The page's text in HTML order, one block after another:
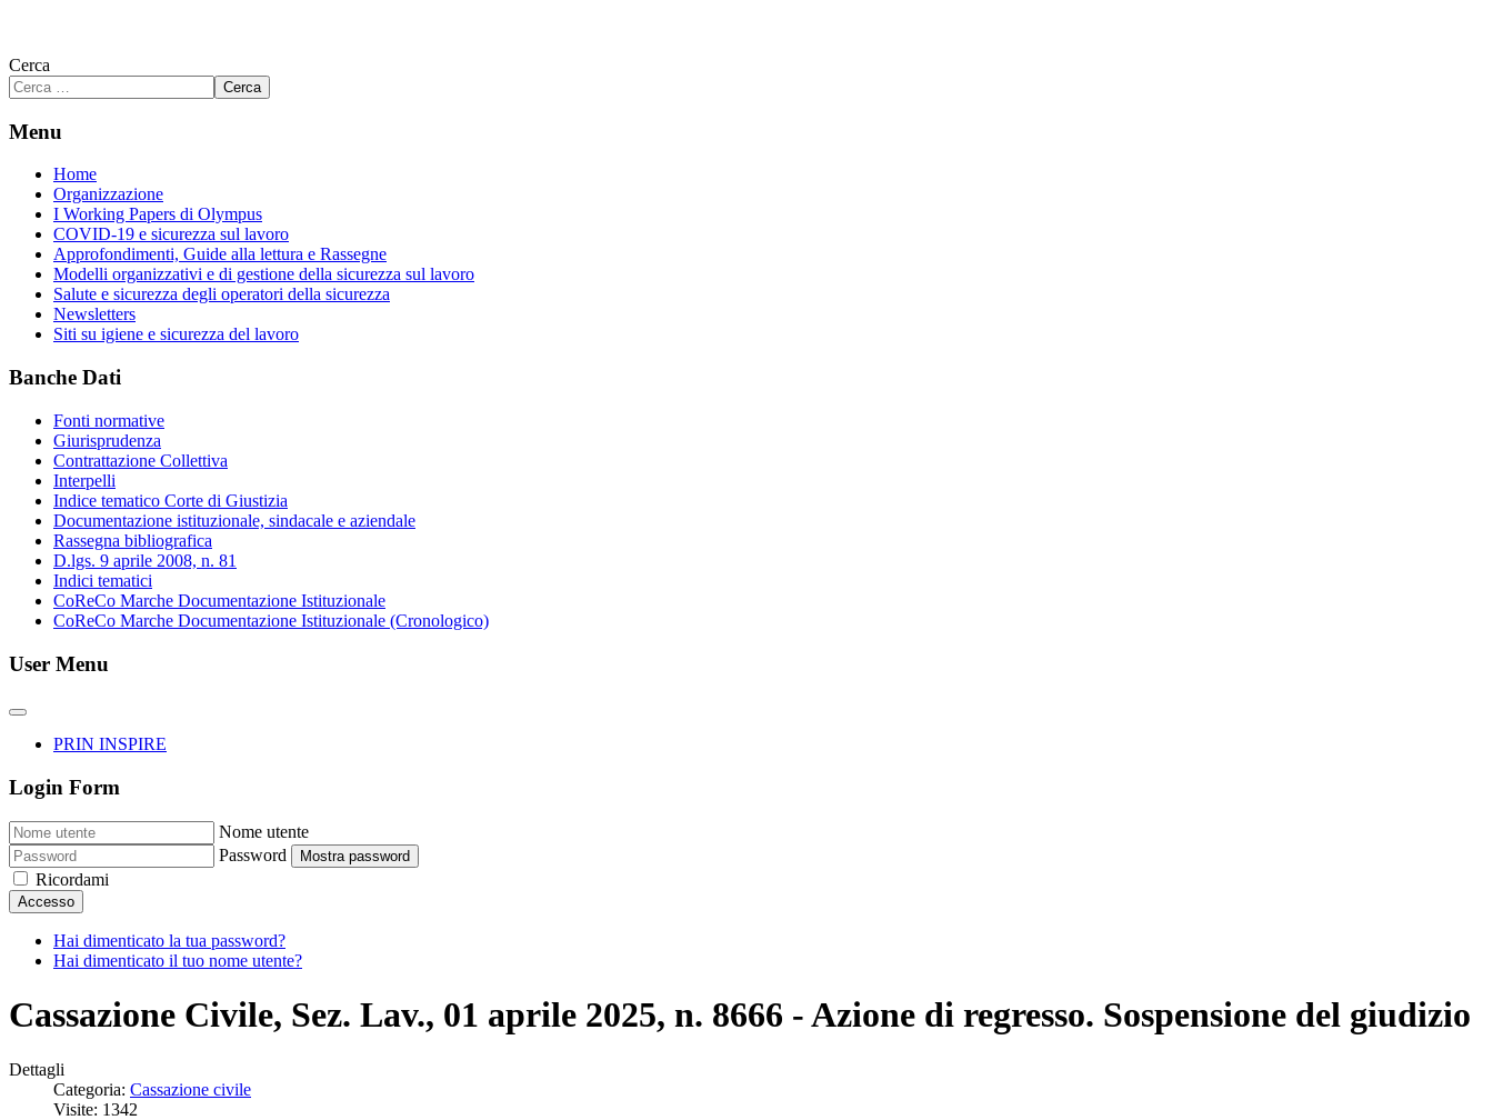
Cerca
Cerca
Menu
Home
Organizzazione
I Working Papers di Olympus
COVID-19 e sicurezza sul lavoro
Approfondimenti, Guide alla lettura e Rassegne
Modelli organizzativi e di gestione della sicurezza sul lavoro
Salute e sicurezza degli operatori della sicurezza
Newsletters
Siti su igiene e sicurezza del lavoro
Banche Dati
Fonti normative
Giurisprudenza
Contrattazione Collettiva
Interpelli
Indice tematico Corte di Giustizia
Documentazione istituzionale, sindacale e aziendale
Rassegna bibliografica
D.lgs. 9 aprile 2008, n. 81
Indici tematici
CoReCo Marche Documentazione Istituzionale
CoReCo Marche Documentazione Istituzionale (Cronologico)
User Menu
PRIN INSPIRE
Login Form
Nome utente
Password
Mostra password
Ricordami
Accesso
Hai dimenticato la tua password?
Hai dimenticato il tuo nome utente?
Cassazione Civile, Sez. Lav., 01 aprile 2025, n. 8666 - Azione di regresso. Sospensione del giudizio
Dettagli
Categoria: Cassazione civile
Visite: 1342